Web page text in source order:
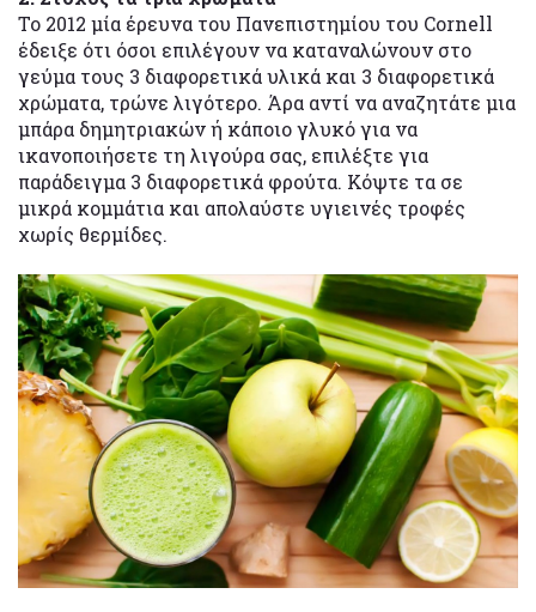
Το 2012 μία έρευνα του Πανεπιστημίου του Cornell
έδειξε ότι όσοι επιλέγουν να καταναλώνουν στο
γεύμα τους 3 διαφορετικά υλικά και 3 διαφορετικά
χρώματα, τρώνε λιγότερο. Άρα αντί να αναζητάτε μια
μπάρα δημητριακών ή κάποιο γλυκό για να
ικανοποιήσετε τη λιγούρα σας, επιλέξτε για
παράδειγμα 3 διαφορετικά φρούτα. Κόψτε τα σε
μικρά κομμάτια και απολαύστε υγιεινές τροφές
χωρίς θερμίδες.